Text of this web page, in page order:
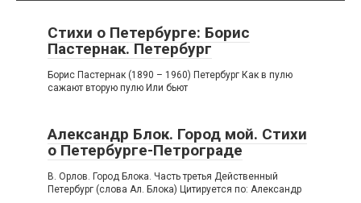
Стихи о Петербурге: Борис
Пастернак. Петербург
Борис Пастернак (1890 – 1960) Петербург Как в пулю
сажают вторую пулю Или бьют
Александр Блок. Город мой. Стихи
о Петербурге-Петрограде
В. Орлов. Город Блока. Часть третья Действенный
Петербург (слова Ал. Блока) Цитируется по: Александр